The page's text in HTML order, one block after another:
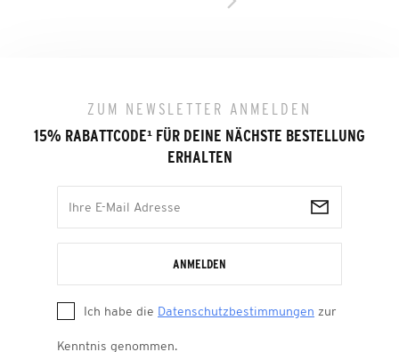
ZUM NEWSLETTER ANMELDEN
15% RABATTCODE¹ FÜR DEINE NÄCHSTE BESTELLUNG
ERHALTEN
ANMELDEN
Ich habe die Datenschutzbestimmungen zur
Kenntnis genommen.